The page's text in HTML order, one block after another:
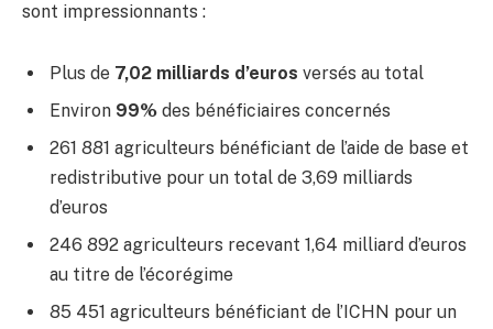
sont impressionnants :
Plus de 7,02 milliards d’euros versés au total
Environ 99% des bénéficiaires concernés
261 881 agriculteurs bénéficiant de l’aide de base et
redistributive pour un total de 3,69 milliards
d’euros
246 892 agriculteurs recevant 1,64 milliard d’euros
au titre de l’écorégime
85 451 agriculteurs bénéficiant de l’ICHN pour un